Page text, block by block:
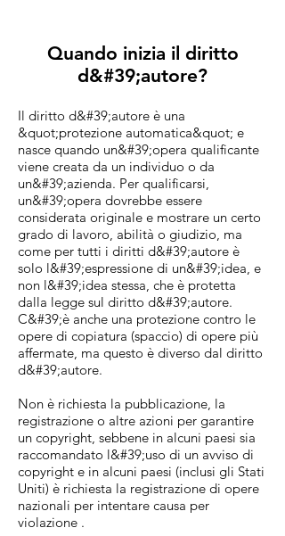
Quando inizia il diritto
d&#39;autore?
Il diritto d&#39;autore è una
&quot;protezione automatica&quot; e
nasce quando un&#39;opera qualificante
viene creata da un individuo o da
un&#39;azienda. Per qualificarsi,
un&#39;opera dovrebbe essere
considerata originale e mostrare un certo
grado di lavoro, abilità o giudizio, ma
come per tutti i diritti d&#39;autore è
solo l&#39;espressione di un&#39;idea, e
non l&#39;idea stessa, che è protetta
dalla legge sul diritto d&#39;autore.
C&#39;è anche una protezione contro le
opere di copiatura (spaccio) di opere più
affermate, ma questo è diverso dal diritto
d&#39;autore.
Non è richiesta la pubblicazione, la
registrazione o altre azioni per garantire
un copyright, sebbene in alcuni paesi sia
raccomandato l&#39;uso di un avviso di
copyright e in alcuni paesi (inclusi gli Stati
Uniti) è richiesta la registrazione di opere
nazionali per intentare causa per
violazione .